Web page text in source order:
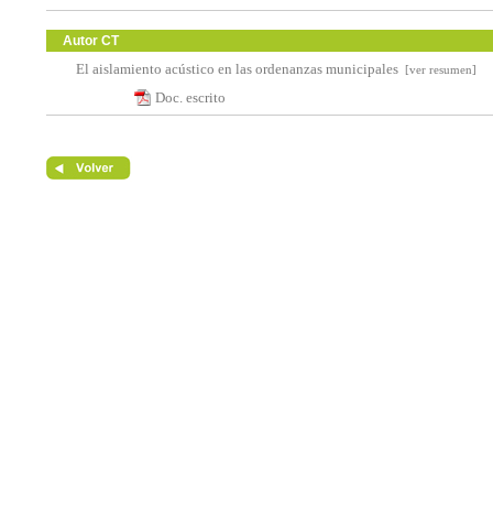
Autor CT
El aislamiento acústico en las ordenanzas municipales [ver resumen]
Doc. escrito